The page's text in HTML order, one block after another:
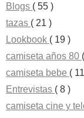
Blogs ( 55 )
tazas ( 21 )
Lookbook ( 19 )
camiseta años 80
camiseta bebe (
Entrevistas ( 8 )
camiseta cine y